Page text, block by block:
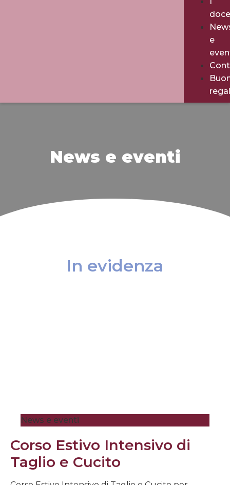
e
News e eventi
In evidenza
News e eventi
Corso Estivo Intensivo di
Taglio e Cucito